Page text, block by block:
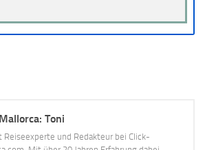
Toni
Reiseexperte und Redakteur bei Click-